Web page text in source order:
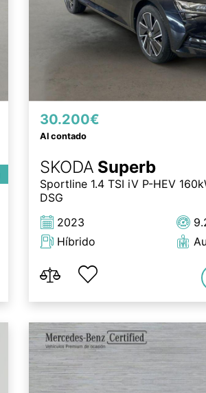
30.200€
Al contado
SKODA Superb
Sportline 1.4 TSI iV P-HEV
DSG
2023
Híbrido